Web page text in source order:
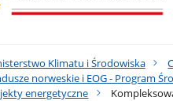
Klimatu i Środowiska
norweskie i EOG - Program
energetyczne